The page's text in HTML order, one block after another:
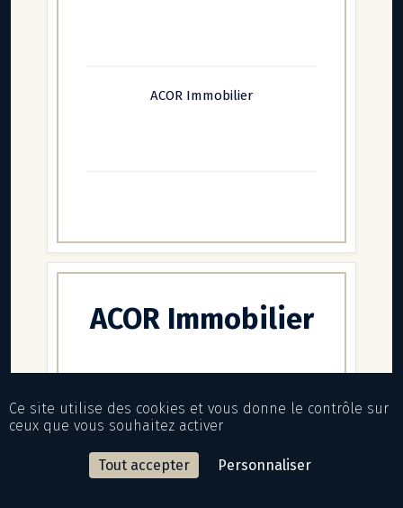
ACOR Immobilier
ACOR Immobilier
ACOR Immobilier
Ce site utilise des cookies et vous donne le contrôle sur
ceux que vous souhaitez activer
Tout accepter Personnaliser